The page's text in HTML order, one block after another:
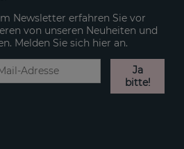
Newsletter erfahren Sie vor
von unseren Neuheiten und
Melden Sie sich hier an.
Ja
bitte!